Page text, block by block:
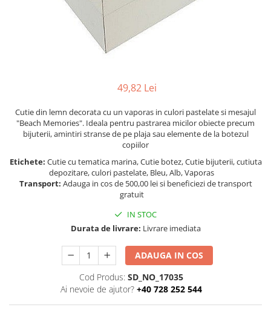
Barci, vapoare, ambarcatiuni
Decoratiuni care se agata
49,82 Lei
Cutie din lemn decorata cu un vaporas in culori pastelate si mesajul
"Beach Memories". Ideala pentru pastrarea micilor obiecte precum
bijuterii, amintiri stranse de pe plaja sau elemente de la botezul
copiilor
Etichete: Cutie cu tematica marina, Cutie botez, Cutie bijuterii, cutiuta
depozitare, culori pastelate, Bleu, Alb, Vaporas
Transport: Adauga in cos de 500,00 lei si beneficiezi de transport
gratuit
IN STOC
Durata de livrare: Livrare imediata
ADAUGA IN COS
Cod Produs: SD_NO_17035
Ai nevoie de ajutor? +40 728 252 544